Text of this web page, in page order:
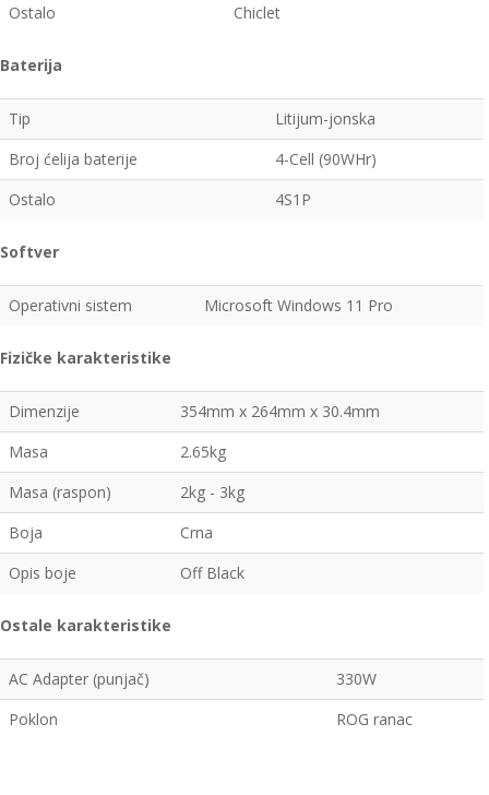
Ostalo
Chiclet
Baterija
Tip
Litijum-jonska
Broj ćelija baterije
4-Cell (90WHr)
Ostalo
4S1P
Softver
Operativni sistem Microsoft Windows 11 Pro
Fizičke karakteristike
Dimenzije
354mm x 264mm x 30.4mm
Masa
2.65kg
Masa (raspon)
2kg - 3kg
Boja
Crna
Opis boje
Off Black
Ostale karakteristike
AC Adapter (punjač)
330W
Poklon
ROG ranac